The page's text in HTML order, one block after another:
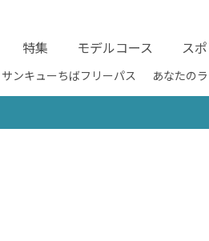
特集 モデルコース ス
サンキューちばフリーパス あなたの